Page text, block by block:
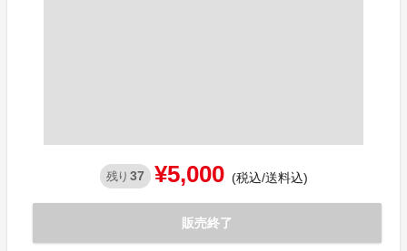
残り 37 ¥5,000 (税込/送料込)
販売終了